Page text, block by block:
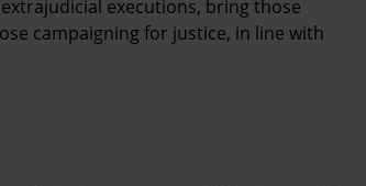
executions, bring those
campaigning for justice, in line with